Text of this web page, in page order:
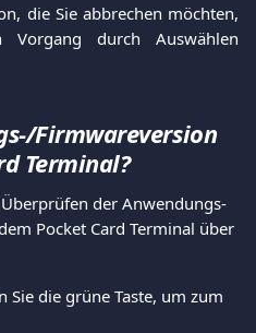
die Sie abbrechen möchten,
Vorgang durch Auswählen
Firmwareversion
Terminal?
der Anwendungs-
Pocket Card Terminal über
Sie die grüne Taste, um zum